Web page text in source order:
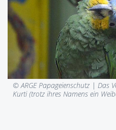
© ARGE Papageienschutz | Das
Kurti (trotz ihres Namens ein